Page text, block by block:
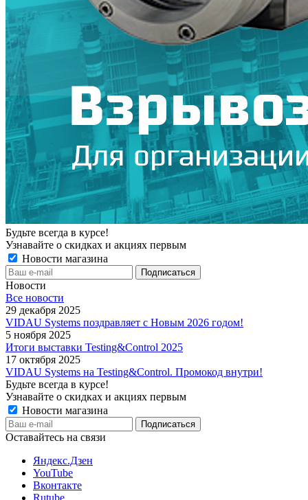
Будьте всегда в курсе!
Узнавайте о скидках и акциях первым
Новости магазина
Новости
Все новости
29 декабря 2025
VIDAU Systems поздравляет с Новым 2026 годом!
5 ноября 2025
Итоги выставки Testing&Control 2025
17 октября 2025
VIDAU Systems на Testing&Control. Промокод внутри!
Будьте всегда в курсе!
Узнавайте о скидках и акциях первым
Новости магазина
Оставайтесь на связи
Яндекс.Дзен
YouTube
Вконтакте
Rutube